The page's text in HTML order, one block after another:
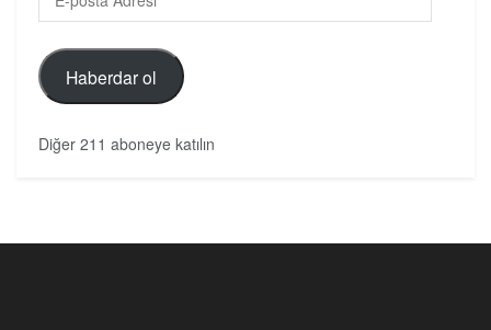
Haberdar ol
Diğer 211 aboneye katılın